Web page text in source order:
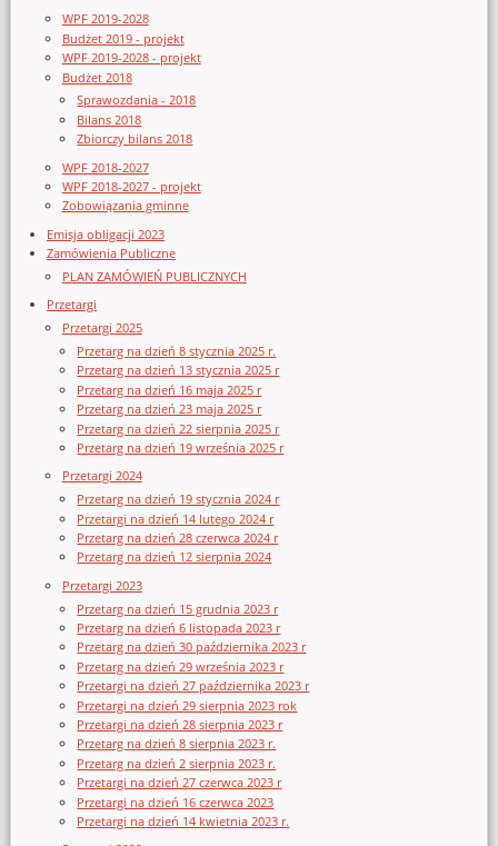
WPF 2019-2028
Budżet 2019 - projekt
WPF 2019-2028 - projekt
Budżet 2018
Sprawozdania - 2018
Bilans 2018
Zbiorczy bilans 2018
WPF 2018-2027
WPF 2018-2027 - projekt
Zobowiązania gminne
Emisja obligacji 2023
Zamówienia Publiczne
PLAN ZAMÓWIEŃ PUBLICZNYCH
Przetargi
Przetargi 2025
Przetarg na dzień 8 stycznia 2025 r.
Przetarg na dzień 13 stycznia 2025 r
Przetarg na dzień 16 maja 2025 r
Przetarg na dzień 23 maja 2025 r
Przetarg na dzień 22 sierpnia 2025 r
Przetarg na dzień 19 września 2025 r
Przetargi 2024
Przetarg na dzień 19 stycznia 2024 r
Przetargi na dzień 14 lutego 2024 r
Przetarg na dzień 28 czerwca 2024 r
Przetarg na dzień 12 sierpnia 2024
Przetargi 2023
Przetarg na dzień 15 grudnia 2023 r
Przetarg na dzień 6 listopada 2023 r
Przetarg na dzień 30 października 2023 r
Przetarg na dzień 29 września 2023 r
Przetargi na dzień 27 października 2023 r
Przetargi na dzień 29 sierpnia 2023 rok
Przetargi na dzień 28 sierpnia 2023 r
Przetarg na dzień 8 sierpnia 2023 r.
Przetarg na dzień 2 sierpnia 2023 r.
Przetargi na dzień 27 czerwca 2023 r
Przetargi na dzień 16 czerwca 2023
Przetargi na dzień 14 kwietnia 2023 r.